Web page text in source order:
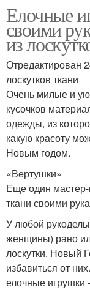
Елочные
своими
из
Отредактирован
лоскутков ткани
Очень милые и
кусочков
одежды, из
какую красоту
Новым годом.
«Вертушки»
Еще один мастер-
ткани своими
У любой
женщины) рано
лоскутки. Новый
избавиться от
елочные